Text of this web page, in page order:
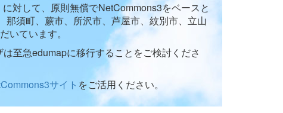
対して、原則無償でNetCommons3をベースと
須町、蕨市、所沢市、芦屋市、紋別市、立山
いています。
至急edumapに移行することをご検討くださ
サイト をご活用ください。